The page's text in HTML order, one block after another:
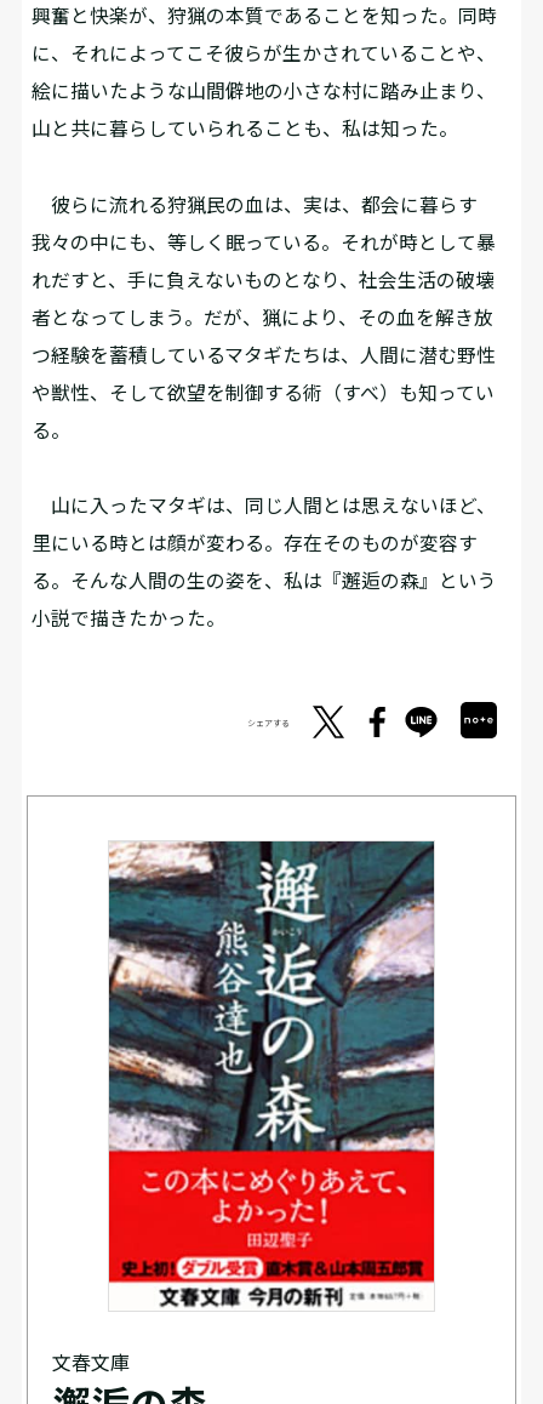
興奮と快楽が、狩猟の本質であることを知った。同時
に、それによってこそ彼らが生かされていることや、
絵に描いたような山間僻地の小さな村に踏み止まり、
山と共に暮らしていられることも、私は知った。
彼らに流れる狩猟民の血は、実は、都会に暮らす
我々の中にも、等しく眠っている。それが時として暴
れだすと、手に負えないものとなり、社会生活の破壊
者となってしまう。だが、猟により、その血を解き放
つ経験を蓄積しているマタギたちは、人間に潜む野性
や獣性、そして欲望を制御する術（すべ）も知ってい
る。
山に入ったマタギは、同じ人間とは思えないほど、
里にいる時とは顔が変わる。存在そのものが変容す
る。そんな人間の生の姿を、私は『邂逅の森』という
小説で描きたかった。
シェアする
文春文庫